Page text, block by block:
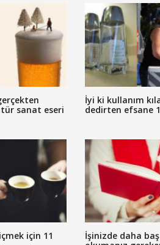
sanat eseri
İyi ki kullanım
dedirten efsane
için 11
İşinizde daha